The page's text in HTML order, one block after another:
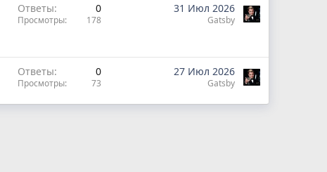
Ответы 0
Просмотры 178
31 Июл 2026
Gatsby
Ответы 0
Просмотры 73
27 Июл 2026
Gatsby